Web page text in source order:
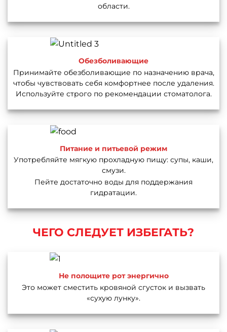
области.
Обезболивающие
Принимайте обезболивающие по назначению врача,
чтобы чувствовать себя комфортнее после удаления.
Используйте строго по рекомендации стоматолога.
Питание и питьевой режим
Употребляйте мягкую прохладную пищу: супы, каши,
смузи.
Пейте достаточно воды для поддержания
гидратации.
ЧЕГО СЛЕДУЕТ ИЗБЕГАТЬ?
Не полощите рот энергично
Это может сместить кровяной сгусток и вызвать
«сухую лунку».